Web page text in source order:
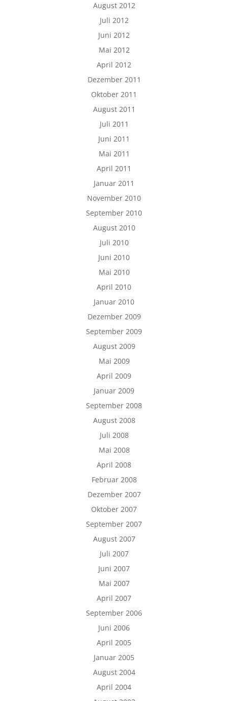
August 2012
Juli 2012
Juni 2012
Mai 2012
April 2012
Dezember 2011
Oktober 2011
August 2011
Juli 2011
Juni 2011
Mai 2011
April 2011
Januar 2011
November 2010
September 2010
August 2010
Juli 2010
Juni 2010
Mai 2010
April 2010
Januar 2010
Dezember 2009
September 2009
August 2009
Mai 2009
April 2009
Januar 2009
September 2008
August 2008
Juli 2008
Mai 2008
April 2008
Februar 2008
Dezember 2007
Oktober 2007
September 2007
August 2007
Juli 2007
Juni 2007
Mai 2007
April 2007
September 2006
Juni 2006
April 2005
Januar 2005
August 2004
April 2004